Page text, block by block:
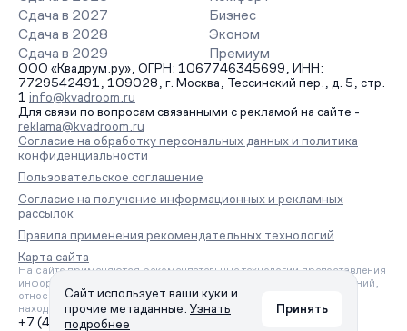
Сдача в 2027
Сдача в 2028
Сдача в 2029
Бизнес
Эконом
Премиум
ООО «Квадрум.ру», ОГРН: 1067746345699, ИНН:
7729542491, 109028, г. Москва, Тессинский пер., д. 5, стр.
1 info@kvadroom.ru
Для связи по вопросам связанными с рекламой на сайте -
reklama@kvadroom.ru
Согласие на обработку персональных данных и политика
конфиденциальности
Пользовательское соглашение
Согласие на получение информационных и рекламных
рассылок
Правила применения рекомендательных технологий
Карта сайта
На сайте применяются рекомендательные технологии предоставления
информации на основе сбора, систематизации и анализа сведений,
относящихся к предпочтениям пользователей сети «Интернет»,
находящихся на территории Российской Федерации.
+7 (495) 157-88-80
Сайт использует ваши куки и
прочие метаданные. Узнать
подробнее
Принять